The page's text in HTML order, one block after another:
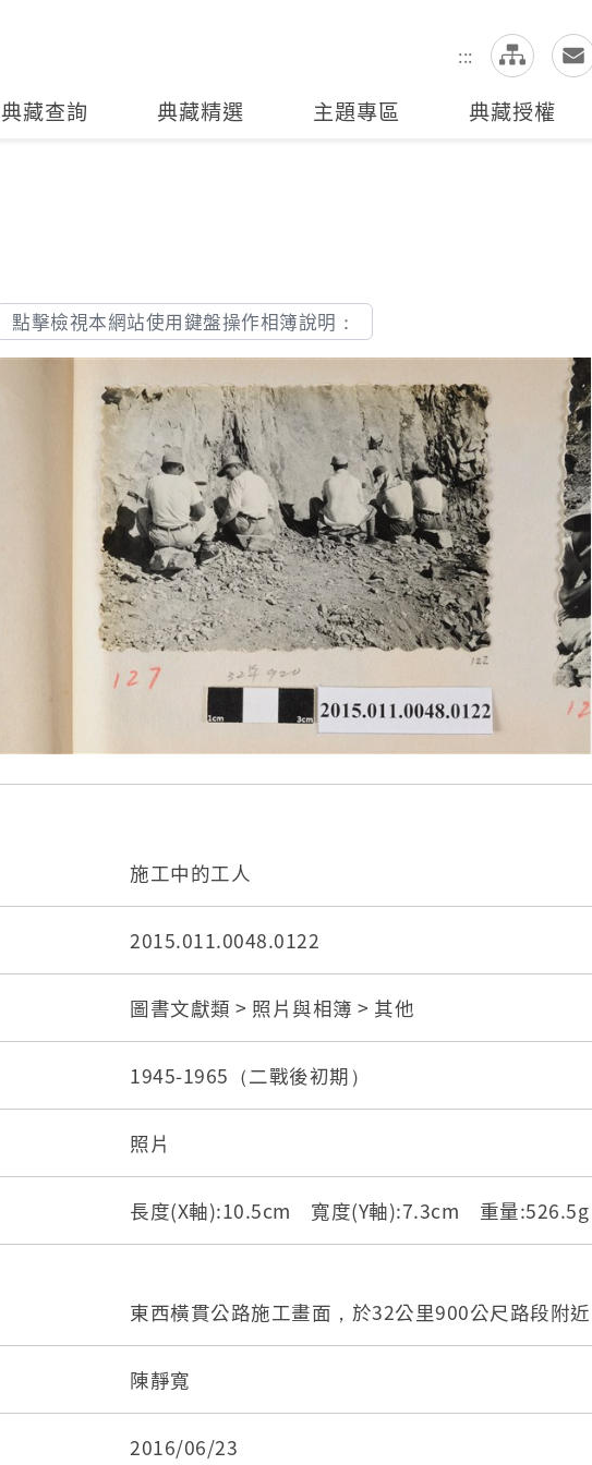
:::
全站搜尋
典藏查詢 典藏精選 主題專區 典藏授權
點擊檢視本網站使用鍵盤操作相簿說明：
施工中的工人
2015.011.0048.0122
圖書文獻類 > 照片與相簿 > 其他
1945-1965（二戰後初期）
照片
長度(X軸):10.5cm 寬度(Y軸):7.3cm 重量
東西橫貫公路施工畫面，於32公里900公尺路段附
陳靜寬
2016/06/23